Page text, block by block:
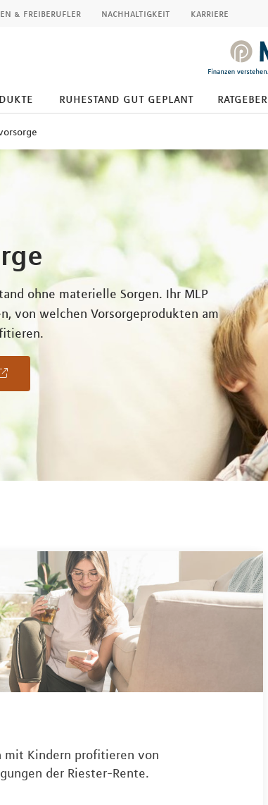
& freiberufler nachhaltigkeit karriere
ruhestand gut geplant ratgeber
ohne materielle Sorgen. Ihr MLP
von welchen Vorsorgeprodukten am
mit Kindern profitieren von
der Riester-Rente.